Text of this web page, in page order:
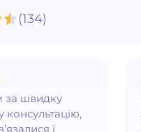
(134)
за швидку
консультацію,
і